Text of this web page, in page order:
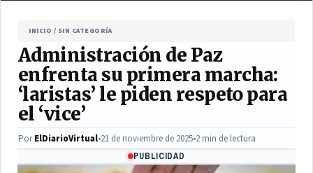
INICIO / SIN CATEGORÍA
Administración de Paz
enfrenta su primera marcha:
‘laristas’ le piden respeto para
el ‘vice’
PorElDiarioVirtual•21 de noviembre de 2025•2 min de lectura
PUBLICIDAD